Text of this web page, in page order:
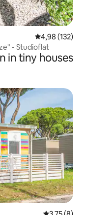
Gemiddelde
4,98 (132)
- Studioflat
in tiny houses